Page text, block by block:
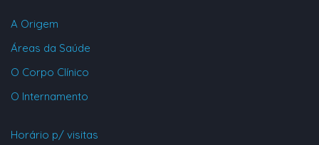
A Origem
Áreas da Saúde
O Corpo Clínico
O Internamento
Horário p/ visitas